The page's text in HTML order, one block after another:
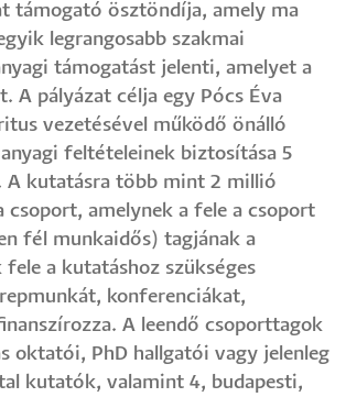
támogató ösztöndíja, amely ma
legrangosabb szakmai
támogatást jelenti, amelyet a
A pályázat célja egy Pócs Éva
vezetésével működő önálló
feltételeinek biztosítása 5
A kutatásra több mint 2 millió
csoport, amelynek a fele a csoport
fél munkaidős) tagjának a
a kutatáshoz szükséges
konferenciákat,
A leendő csoporttagok
oktatói, PhD hallgatói vagy jelenleg
kutatók, valamint 4, budapesti,